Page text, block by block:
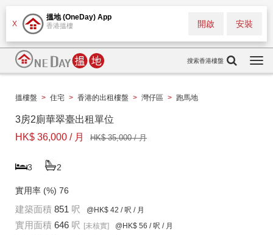
X
搵地 (OneDay) App
香港搵樓 安裝
開啟
搜索香港樓盤
搵樓盤 > 住宅 > 香港的出租樓盤 > 灣仔區 > 跑馬地
3房2廁華翠臺出租單位
HK$ 36,000 / 月
HK$ 35,000 / 月
3 2
實用率 (%) 76
建築面積 851 呎 @HK$ 42 / 呎 / 月
實用面積 646 呎 [未核實] @HK$ 56 / 呎 / 月